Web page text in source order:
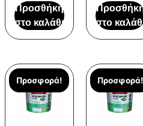
Προσθήκη
στο καλάθι
στο
Προσφορά! Προσφορά!